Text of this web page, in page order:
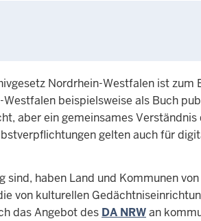
Nordrhein-Westfalen ist zum
beispielsweise als Buch
aber ein gemeinsames Verständnis
gelten auch für
haben Land und Kommunen von
von kulturellen
das Angebot des DA NRWan